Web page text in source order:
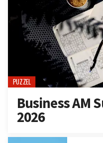
PUZZEL
Business AM
2026